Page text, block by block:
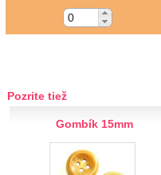
Pozrite tiež
Gombík 15mm